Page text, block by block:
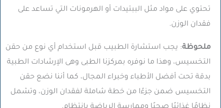
تحتوي على مواد مثل الببتيدات أو الهرمونات التي تساعد على
فقدان الوزن.
ملحوظة: يجب استشارة الطبيب قبل استخدام أي نوع من حقن
التخسيس، وهذا ما نوفره بمركزنا الطبى وهى الإرشادات الطبية
بدقة تحت أفضل الأطباء وخبراء المجال، كما أننا نضع حقن
التخسيس ضمن جزءًا من خطة شاملة لفقدان الوزن، وتشمل